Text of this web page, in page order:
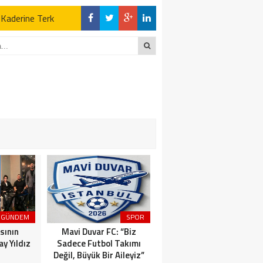
Terk
Açıklamalar
Terk
GÜNDEM
Yıldız
SPOR
Mavi Duvar FC: “Biz
Sadece Futbol Takımı
Değil, Büyük Bir Aileyiz”